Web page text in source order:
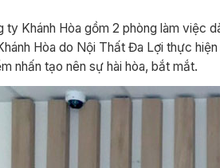
ty Khánh Hòa gồm 2 phòng làm việc
Hòa do Nội Thất Đa Lợi thực
nhấn tạo nên sự hài hòa, bắt mắt.